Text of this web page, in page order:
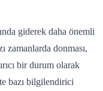
giderek daha önemli
zamanlarda donması,
bir durum olarak
bazı bilgilendirici